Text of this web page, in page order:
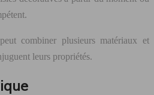
combiner plusieurs matériaux et
leurs propriétés.